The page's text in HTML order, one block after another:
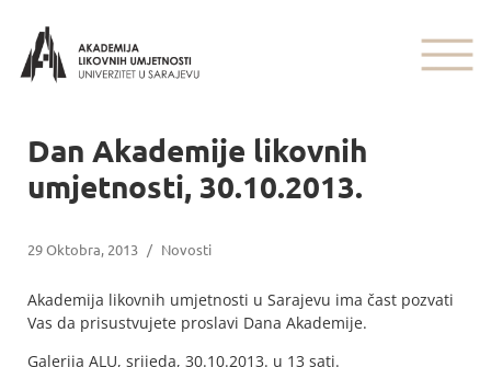
Dan Akademije likovnih
umjetnosti, 30.10.2013.
29 Oktobra, 2013 / Novosti
Akademija likovnih umjetnosti u Sarajevu ima čast pozvati
Vas da prisustvujete proslavi Dana Akademije.
Galerija ALU, srijeda, 30.10.2013. u 13 sati.